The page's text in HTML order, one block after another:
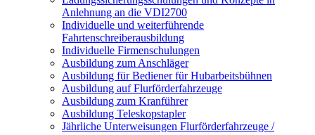
Anlehnung an die VDI2700
Individuelle und weiterführende
Fahrtenschreiberausbildung
Individuelle Firmenschulungen
Ausbildung zum Anschläger
Ausbildung für Bediener für Hubarbeitsbühnen
Ausbildung auf Flurförderfahrzeuge
Ausbildung zum Kranführer
Ausbildung Teleskopstapler
Jährliche Unterweisungen Flurförderfahrzeuge /